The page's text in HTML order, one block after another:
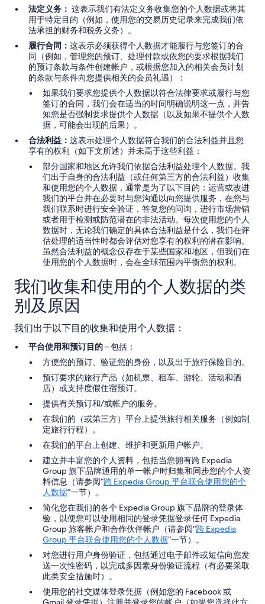
法定义务： 这表示我们有法定义务收集您的个人数据或将其
用于特定目的（例如，使用您的交易历史记录来完成我们依
法承担的财务和税务义务）。
履行合同： 这表示必须获得个人数据才能履行与您签订的合
同（例如，管理您的预订、处理付款或依您的要求根据我们
的预订条款与条件创建帐户，或根据您加入的相关会员计划
的条款与条件向您提供相关的会员礼遇）：
如果我们要求您提供个人数据以符合法律要求或履行与您
签订的合同，我们会在适当的时间明确说明这一点，并告
知您是否强制要求提供个人数据（以及如果不提供个人数
据，可能会出现的后果）。
合法利益： 这表示处理个人数据符合我们的合法利益并且您
享有的权利（如下文所述）并未高于这些利益：
部分国家和地区允许我们依据合法利益处理个人数据。我
们出于自身的合法利益（或任何第三方的合法利益）收集
和使用您的个人数据，通常是为了以下目的：运营或改进
我们的平台并在必要时与您沟通以向您提供服务，在您与
我们联系时进行安全验证，答复您的问询，进行市场营销
或者用于检测或防范潜在的非法活动。每次使用您的个人
数据时，无论我们确定的具体合法利益是什么，我们在评
估处理的适当性时都会评估对您享有的权利的潜在影响。
虽然合法利益的概念仅存在于某些国家和地区，但我们在
使用您的个人数据时，会在全球范围内平衡您的权利。
我们收集和使用的个人数据的类
别及原因
我们出于以下目的收集和使用个人数据：
平台使用和预订目的– 包括：
方便您的预订、验证您的身份，以及出于旅行保险目的。
预订要求的旅行产品（如机票、租车、游轮、活动和酒
店）或支持度假住宿预订。
提供有关预订和/或帐户的服务。
在我们的（或第三方）平台上提供旅行相关服务（例如制
定旅行行程）。
在我们的平台上创建、维护和更新用户帐户。
建立并丰富您的个人资料，包括当您拥有跨 Expedia
Group 旗下品牌通用的单一帐户时归集和同步您的个人资
料信息（请参阅“跨 Expedia Group 平台联合使用您的个
人数据”一节）。
简化您在我们的各个 Expedia Group 旗下品牌的登录体
验，以便您可以使用相同的登录凭据登录任何 Expedia
Group 旅客帐户和合作伙伴帐户（请参阅“跨 Expedia
Group 平台联合使用您的个人数据”一节）。
对您进行用户身份验证，包括通过电子邮件或短信向您发
送一次性密码，以完成多因素身份验证流程（有必要采取
此类安全措施时）。
使用您的社交媒体登录凭据（例如您的 Facebook 或